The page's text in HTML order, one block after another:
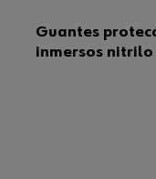
Guantes
inmersos nitrilo